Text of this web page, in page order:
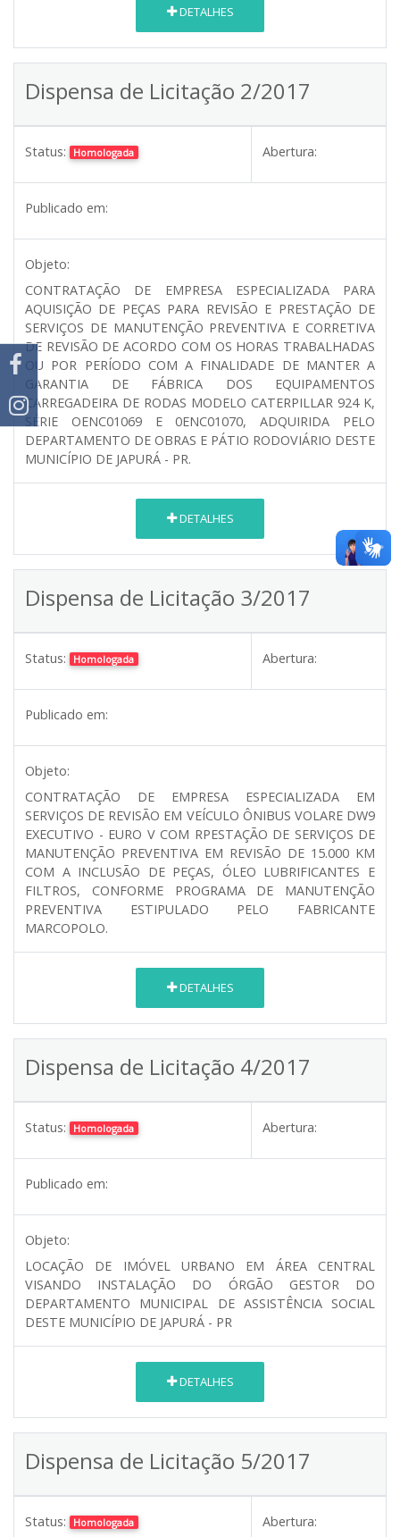
DETALHES
Dispensa de Licitação 2/2017
Status: Homologada Abertura:
Publicado em:
Objeto:
CONTRATAÇÃO DE EMPRESA ESPECIALIZADA PARA
AQUISIÇÃO DE PEÇAS PARA REVISÃO E PRESTAÇÃO DE
SERVIÇOS DE MANUTENÇÃO PREVENTIVA E CORRETIVA
DE REVISÃO DE ACORDO COM OS HORAS TRABALHADAS
OU POR PERÍODO COM A FINALIDADE DE MANTER A
GARANTIA DE FÁBRICA DOS EQUIPAMENTOS
CARREGADEIRA DE RODAS MODELO CATERPILLAR 924 K,
SÉRIE OENC01069 E 0ENC01070, ADQUIRIDA PELO
DEPARTAMENTO DE OBRAS E PÁTIO RODOVIÁRIO DESTE
MUNICÍPIO DE JAPURÁ - PR.
DETALHES
Dispensa de Licitação 3/2017
Status: Homologada Abertura:
Publicado em:
Objeto:
CONTRATAÇÃO DE EMPRESA ESPECIALIZADA EM
SERVIÇOS DE REVISÃO EM VEÍCULO ÔNIBUS VOLARE DW9
EXECUTIVO - EURO V COM RPESTAÇÃO DE SERVIÇOS DE
MANUTENÇÃO PREVENTIVA EM REVISÃO DE 15.000 KM
COM A INCLUSÃO DE PEÇAS, ÓLEO LUBRIFICANTES E
FILTROS, CONFORME PROGRAMA DE MANUTENÇÃO
PREVENTIVA ESTIPULADO PELO FABRICANTE
MARCOPOLO.
DETALHES
Dispensa de Licitação 4/2017
Status: Homologada Abertura:
Publicado em:
Objeto:
LOCAÇÃO DE IMÓVEL URBANO EM ÁREA CENTRAL
VISANDO INSTALAÇÃO DO ÓRGÃO GESTOR DO
DEPARTAMENTO MUNICIPAL DE ASSISTÊNCIA SOCIAL
DESTE MUNICÍPIO DE JAPURÁ - PR
DETALHES
Dispensa de Licitação 5/2017
Status: Homologada Abertura: